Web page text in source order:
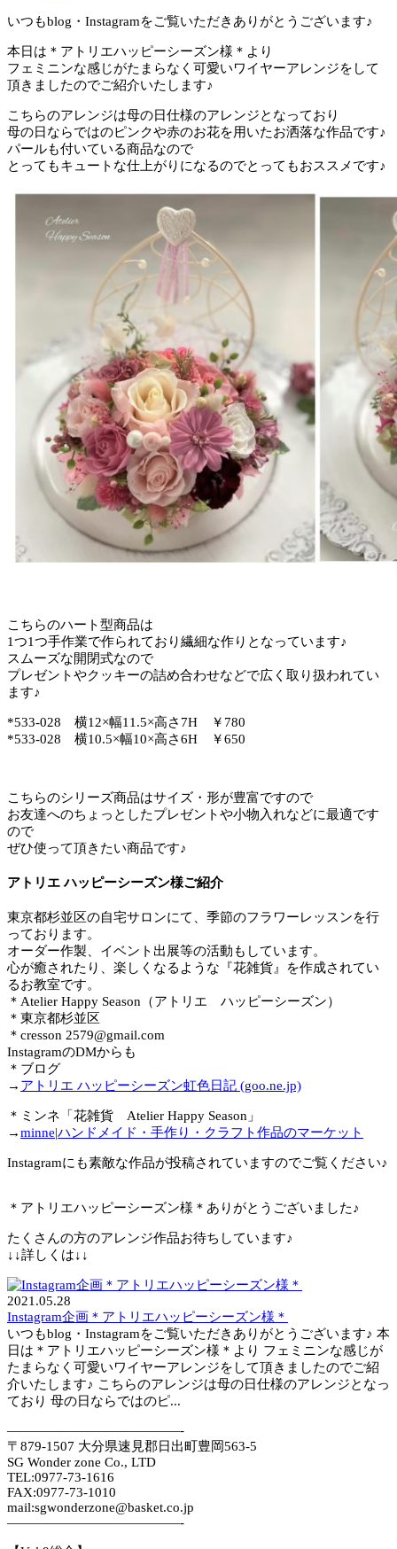
いつもblog・Instagramをご覧いただきありがとうございます♪
本日は＊アトリエハッピーシーズン様＊より
フェミニンな感じがたまらなく可愛いワイヤーアレンジをして
頂きましたのでご紹介いたします♪
こちらのアレンジは母の日仕様のアレンジとなっており
母の日ならではのピンクや赤のお花を用いたお洒落な作品です♪
パールも付いている商品なので
とってもキュートな仕上がりになるのでとってもおススメです♪
こちらのハート型商品は
1つ1つ手作業で作られており繊細な作りとなっています♪
スムーズな開閉式なので
プレゼントやクッキーの詰め合わせなどで広く取り扱われてい
ます♪
*533-028 横12×幅11.5×高さ7H ￥780
*533-028 横10.5×幅10×高さ6H ￥650
こちらのシリーズ商品はサイズ・形が豊富ですので
お友達へのちょっとしたプレゼントや小物入れなどに最適です
ので
ぜひ使って頂きたい商品です♪
アトリエ ハッピーシーズン様ご紹介
東京都杉並区の自宅サロンにて、季節のフラワーレッスンを行
っております。
オーダー作製、イベント出展等の活動もしています。
心が癒されたり、楽しくなるような『花雑貨』を作成されてい
るお教室です。
＊Atelier Happy Season（アトリエ ハッピーシーズン）
＊東京都杉並区
＊cresson 2579@gmail.com
InstagramのDMからも
＊ブログ
→ アトリエ ハッピーシーズン虹色日記 (goo.ne.jp)
＊ミンネ「花雑貨 Atelier Happy Season」
→minne|ハンドメイド・手作り・クラフト作品のマーケット
Instagramにも素敵な作品が投稿されていますのでご覧ください♪
＊アトリエハッピーシーズン様＊ありがとうございました♪
たくさんの方のアレンジ作品お待ちしています♪
↓↓詳しくは↓↓
2021.05.28
Instagram企画＊アトリエハッピーシーズン様＊
いつもblog・Instagramをご覧いただきありがとうございます♪ 本
日は＊アトリエハッピーシーズン様＊より フェミニンな感じが
たまらなく可愛いワイヤーアレンジをして頂きましたのでご紹
介いたします♪ こちらのアレンジは母の日仕様のアレンジとなっ
ており 母の日ならではのピ...
—————————————-
〒879-1507 大分県速見郡日出町豊岡563-5
SG Wonder zone Co., LTD
TEL:0977-73-1616
FAX:0977-73-1010
mail:sgwonderzone@basket.co.jp
—————————————-